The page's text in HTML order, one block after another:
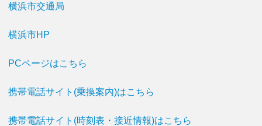
横浜市交通局
横浜市HP
PCページはこちら
携帯電話サイト(乗換案内)はこちら
携帯電話サイト(時刻表・接近情報)はこちら